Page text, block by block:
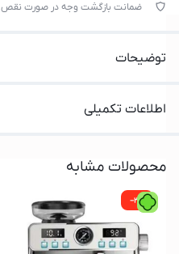
ضمانت بازگشت وجه در صورت نقص
توضیحات
اطلاعات تکمیلی
محصولات مشابه
-2%